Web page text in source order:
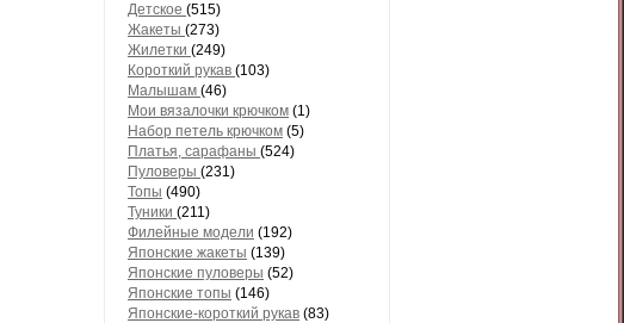
Детское (515)
Жакеты (273)
Жилетки (249)
Короткий рукав (103)
Малышам (46)
Мои вязалочки крючком (1)
Набор петель крючком (5)
Платья, сарафаны (524)
Пуловеры (231)
Топы (490)
Туники (211)
Филейные модели (192)
Японские жакеты (139)
Японские пуловеры (52)
Японские топы (146)
Японские-короткий рукав (83)